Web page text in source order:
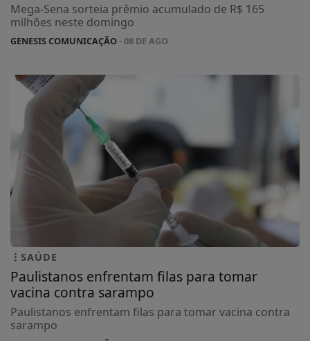
Mega-Sena sorteia prêmio acumulado de R$ 165
milhões neste domingo
GENESIS COMUNICAÇÃO- 08 DE AGO
SAÚDE
Paulistanos enfrentam filas para tomar
vacina contra sarampo
Paulistanos enfrentam filas para tomar vacina contra
sarampo